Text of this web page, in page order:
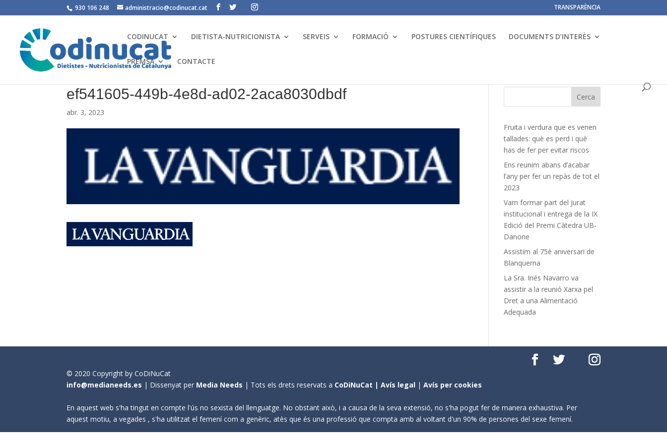
930 106 248 administracio@codinucat.cat TRANSPARÈNCIA
CODINUCAT DIETISTA-NUTRICIONISTA SERVEIS FORMACIÓ POSTURES CIENTÍFIQUES DOCUMENTS D’INTERÈS
PREMSA CONTACTE
ef541605-449b-4e8d-ad02-2aca8030dbdf
abr. 3, 2023
Fruita i verdura que es venen
tallades: què es perd i què
has de fer per evitar riscos
Ens reunim abans d’acabar
l’any per fer un repàs de tot el
2023
Vam formar part del Jurat
institucional i entrega de la IX
Edició del Premi Càtedra UB-
Danone
Assistim al 75è aniversari de
Blanquerna
La Sra. Inés Navarro va
assistir a la reunió Xarxa pel
Dret a una Alimentació
Adequada
© 2020 Copyright by CoDiNuCat
info@medianeeds.es | Dissenyat per Media Needs | Tots els drets reservats a CoDiNuCat |Avís legal |Avís per cookies
En aquest web s'ha tingut en compte l'ús no sexista del llenguatge. No obstant això, i a causa de la seva extensió, no s'ha pogut fer de manera exhaustiva. Per
aquest motiu, a vegades , s'ha utilitzat el femení com a genèric, atès que és una professió que compta amb al voltant d'un 90% de persones del sexe femení.